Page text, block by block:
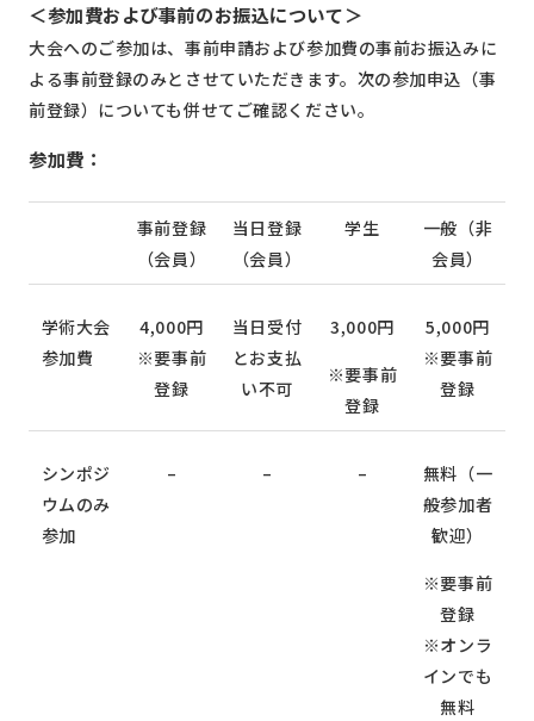
＜参加費および事前のお振込について＞
大会へのご参加は、事前申請および参加費の事前お振込みに
よる事前登録のみとさせていただきます。次の参加申込（事
前登録）についても併せてご確認ください。
参加費：
事前登録
（会員）
当日登録
（会員）
学生
一般（非
会員）
学術大会
参加費
4,000円
※要事前
登録
当日受付
とお支払
い不可
3,000円
※要事前
登録
5,000円
※要事前
登録
シンポジ
ウムのみ
参加
– – –
無料（一
般参加者
歓迎）
※要事前
登録
※オンラ
インでも
無料